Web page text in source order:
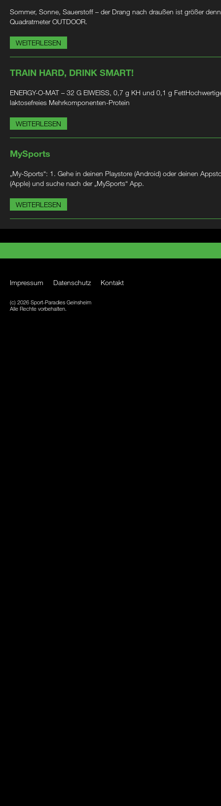
Sommer, Sonne, Sauerstoff – der Drang nach draußen ist größer
Quadratmeter OUTDOOR.
WEITERLESEN
TRAIN HARD, DRINK SMART!
ENERGY-O-MAT – 32 G EIWEISS, 0,7 g KH und 0,1 g
laktosefreies Mehrkomponenten-Protein
WEITERLESEN
MySports
„My-Sports“: 1. Gehe in deinen Playstore (Android) oder deinen
(Apple) und suche nach der „MySports“ App.
WEITERLESEN
Impressum Datenschutz Kontakt
(c) 2026 Sport-Paradies Geinsheim
Alle Rechte vorbehalten.